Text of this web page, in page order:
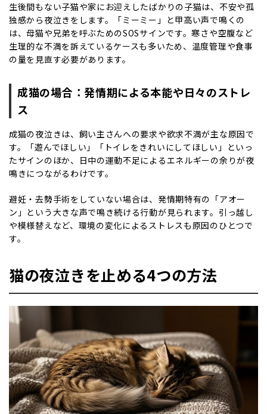
生後間もない子猫や家にお迎えしたばかりの子猫は、不安や孤
独感から夜泣きをします。「ミーミー」と甲高い声で鳴くの
は、母猫や兄弟を呼ぶためのSOSサインです。寒さや空腹など
生理的な不満を訴えているケースも多いため、温度管理や食事
の量を見直す必要があります。
成猫の場合：発情期による本能や日々のストレ
ス
成猫の夜泣きは、飼い主さんへの要求や欲求不満が主な原因で
す。「遊んでほしい」「トイレをきれいにしてほしい」といっ
たサインのほか、日中の運動不足によるエネルギーの余りが夜
鳴きにつながるわけです。
避妊・去勢手術をしていない場合は、発情期特有の「アオー
ン」という大きな声で鳴き続ける行動が見られます。引っ越し
や模様替えなど、環境の変化によるストレスも原因のひとつで
す。
猫の夜泣きを止める4つの方法